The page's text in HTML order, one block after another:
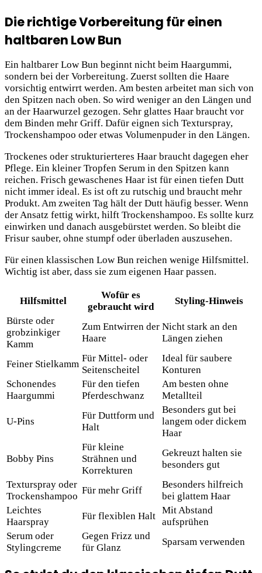
Die richtige Vorbereitung für einen
haltbaren Low Bun
Ein haltbarer Low Bun beginnt nicht beim Haargummi,
sondern bei der Vorbereitung. Zuerst sollten die Haare
vorsichtig entwirrt werden. Am besten arbeitet man sich von
den Spitzen nach oben. So wird weniger an den Längen und
an der Haarwurzel gezogen. Sehr glattes Haar braucht vor
dem Binden mehr Griff. Dafür eignen sich Texturspray,
Trockenshampoo oder etwas Volumenpuder in den Längen.
Trockenes oder strukturierteres Haar braucht dagegen eher
Pflege. Ein kleiner Tropfen Serum in den Spitzen kann
reichen. Frisch gewaschenes Haar ist für einen tiefen Dutt
nicht immer ideal. Es ist oft zu rutschig und braucht mehr
Produkt. Am zweiten Tag hält der Dutt häufig besser. Wenn
der Ansatz fettig wirkt, hilft Trockenshampoo. Es sollte kurz
einwirken und danach ausgebürstet werden. So bleibt die
Frisur sauber, ohne stumpf oder überladen auszusehen.
Für einen klassischen Low Bun reichen wenige Hilfsmittel.
Wichtig ist aber, dass sie zum eigenen Haar passen.
Hilfsmittel
Wofür es
gebraucht wird
Styling-Hinweis
Bürste oder
grobzinkiger
Kamm
Zum Entwirren der
Haare
Nicht stark an den
Längen ziehen
Feiner Stielkamm
Für Mittel- oder
Seitenscheitel
Ideal für saubere
Konturen
Schonendes
Haargummi
Für den tiefen
Pferdeschwanz
Am besten ohne
Metallteil
U-Pins
Für Duttform und
Halt
Besonders gut bei
langem oder dickem
Haar
Bobby Pins
Für kleine
Strähnen und
Korrekturen
Gekreuzt halten sie
besonders gut
Texturspray oder
Trockenshampoo
Für mehr Griff
Besonders hilfreich
bei glattem Haar
Leichtes
Haarspray
Für flexiblen Halt
Mit Abstand
aufsprühen
Serum oder
Stylingcreme
Gegen Frizz und
für Glanz
Sparsam verwenden